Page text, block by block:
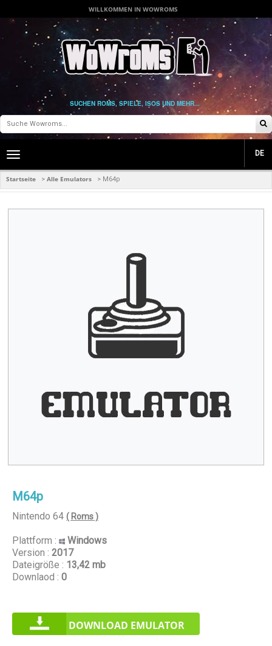
WILLKOMMEN IN WOWROMS
SUCHEN ROMS, SPIELE, ISOS UND MEHR...
Toggle
navigation
DE
Startseite > Alle Emulators > M64p
M64p
Nintendo 64 ( Roms )
Plattform :
Windows
Version : 2017
Dateigröße : 13,42 mb
Downlaod : 0
DOWNLOAD EMULATOR